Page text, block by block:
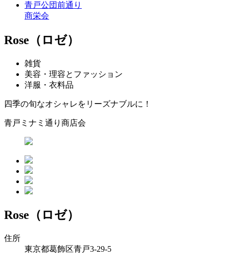
青戸公団前通り
商栄会
Rose（ロゼ）
雑貨
美容・理容とファッション
洋服・衣料品
四季の旬なオシャレをリーズナブルに！
青戸ミナミ通り商店会
Rose（ロゼ）
住所
東京都葛飾区青戸3-29-5